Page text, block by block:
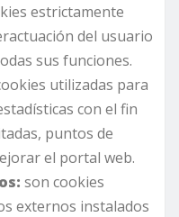
estrictamente
del usuario
sus funciones.
utilizadas para
con el fin
puntos de
el portal web.
son cookies
externos instalados